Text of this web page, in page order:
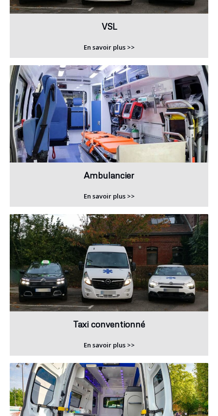
VSL
En savoir plus >>
Ambulancier
En savoir plus >>
Taxi conventionné
En savoir plus >>